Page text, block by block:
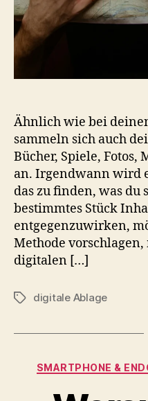
Ähnlich wie bei
sammeln sich auch
Bücher, Spiele, Fotos,
an. Irgendwann wird
das zu finden, was du
bestimmtes Stück
entgegenzuwirken,
Methode
digitalen […]
Schlagwörter
digitale Ablage
SMARTPHONE &